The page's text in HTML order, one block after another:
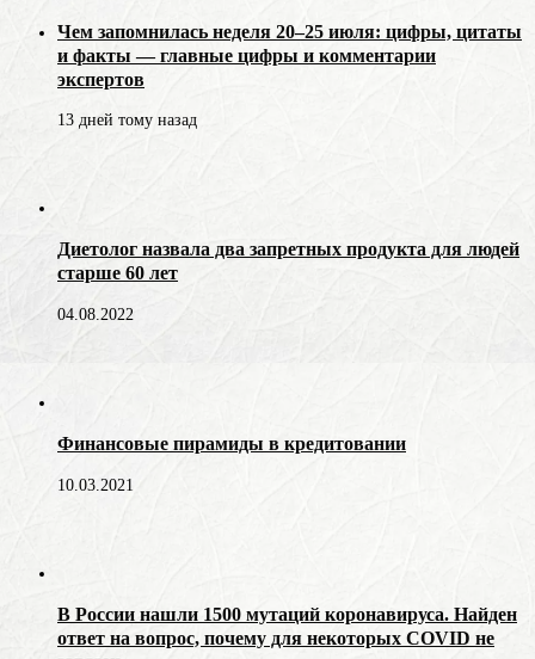
Чем запомнилась неделя 20–25 июля: цифры, цитаты
и факты — главные цифры и комментарии
экспертов
13 дней тому назад
Диетолог назвала два запретных продукта для людей
старше 60 лет
04.08.2022
Финансовые пирамиды в кредитовании
10.03.2021
В России нашли 1500 мутаций коронавируса. Найден
ответ на вопрос, почему для некоторых COVID не